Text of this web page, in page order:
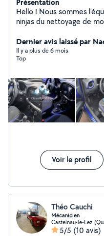
Hello ! Nous sommes l'équipe de "CleanMasterPro", les
ninjas du nettoyage de
de popcorn ou que vos
aventure malheureuse
sommes là pour tout
voitures ! Merci de nous avoir lu, et à très bientôt.
CleanMasterPro -
Dernier avis laissé par
Il y a plus de 6 mois
Top
Voir le profil
Théo Cauchi
Mécanicien
Castelnau-le-Lez
5/5 (10 avis)